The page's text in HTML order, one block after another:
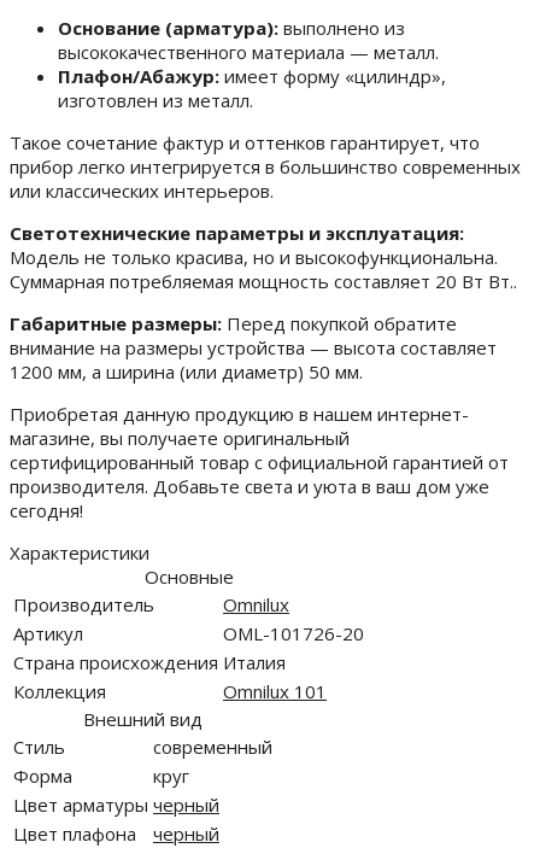
Основание (арматура): выполнено из
высококачественного материала — металл.
Плафон/Абажур: имеет форму «цилиндр»,
изготовлен из металл.
Такое сочетание фактур и оттенков гарантирует, что
прибор легко интегрируется в большинство современных
или классических интерьеров.
Светотехнические параметры и эксплуатация:
Модель не только красива, но и высокофункциональна.
Суммарная потребляемая мощность составляет 20 Вт Вт..
Габаритные размеры: Перед покупкой обратите
внимание на размеры устройства — высота составляет
1200 мм, а ширина (или диаметр) 50 мм.
Приобретая данную продукцию в нашем интернет-
магазине, вы получаете оригинальный
сертифицированный товар с официальной гарантией от
производителя. Добавьте света и уюта в ваш дом уже
сегодня!
Характеристики
Основные
Производитель
Omnilux
Артикул
OML-101726-20
Страна происхождения Италия
Коллекция
Omnilux 101
Внешний вид
Стиль
современный
Форма
круг
Цвет арматуры черный
Цвет плафона
черный